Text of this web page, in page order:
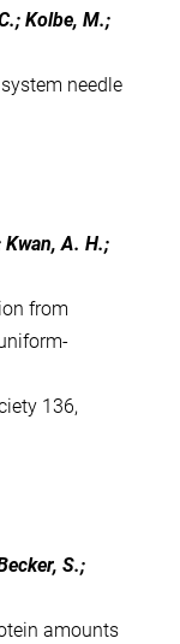
Kolbe, M.;
needle
Kwan, A. H.;
from
136,
S.;
amounts